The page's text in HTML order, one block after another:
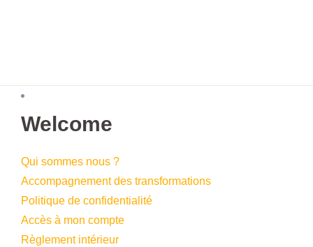
Welcome
Qui sommes nous ?
Accompagnement des transformations
Politique de confidentialité
Accès à mon compte
Règlement intérieur